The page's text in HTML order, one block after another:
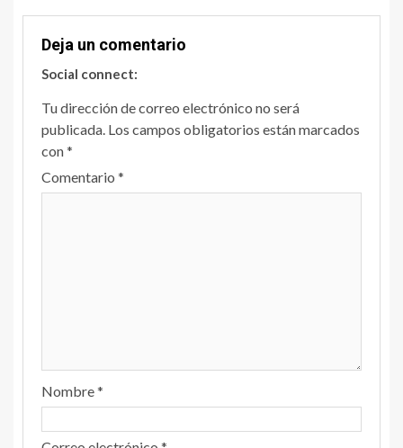
Deja un comentario
Social connect:
Tu dirección de correo electrónico no será
publicada. Los campos obligatorios están marcados
con*
Comentario *
Nombre*